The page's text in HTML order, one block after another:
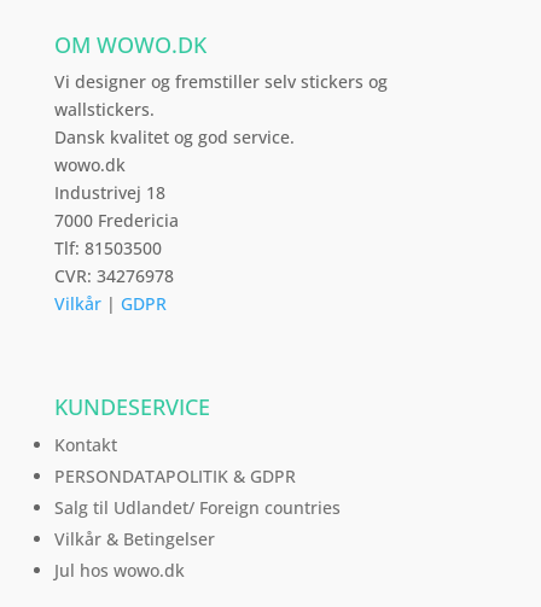
varesiden
OM WOWO.DK
Vi designer og fremstiller selv stickers og
wallstickers.
Dansk kvalitet og god service.
wowo.dk
Industrivej 18
7000 Fredericia
Tlf: 81503500
CVR: 34276978
Vilkår| GDPR
KUNDESERVICE
Kontakt
PERSONDATAPOLITIK & GDPR
Salg til Udlandet/ Foreign countries
Vilkår & Betingelser
Jul hos wowo.dk